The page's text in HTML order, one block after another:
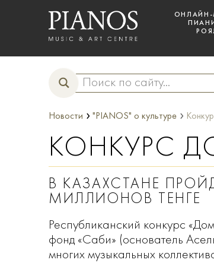
ОНЛАЙН-
Новости › "PIANOS" о культуре ›
КОНКУРС
В КАЗАХСТАНЕ
МИЛЛИОНОВ ТЕНГЕ
Республиканский конкурс
фонд «Саби» (основатель
многих музыкальных